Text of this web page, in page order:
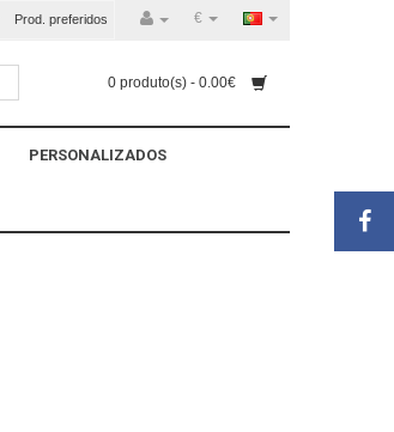
Prod. preferidos €
0 produto(s) - 0.00€
PERSONALIZADOS